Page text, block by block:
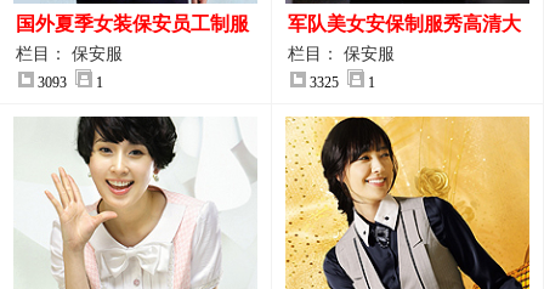
国外夏季女装保安员工制服
装大图
栏目： 保安服
3093 1
军队美女安保制服秀高清大
图
栏目： 保安服
3325 1